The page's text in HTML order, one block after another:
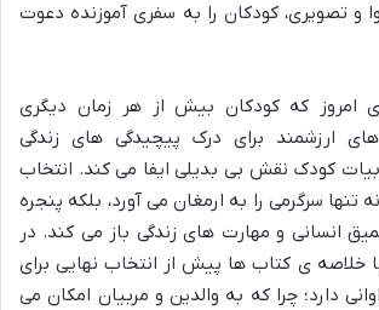
و تصویری، کودکان را به سفری آموزنده دعوت
امروز که کودکان بیش از هر زمان دیگری
های ارزشمند برای درک پیچیدگی های زندگی
کودک نقش بی بدیلی ایفا می کند. انتخاب
سرگرمی را به ارمغان می آورد، بلکه پنجره
انسانی و مهارت های زندگی باز می کند. در
خلاصه ی کتاب ها پیش از انتخاب نهایی برای
دارد؛ چرا که به والدین و مربیان امکان می